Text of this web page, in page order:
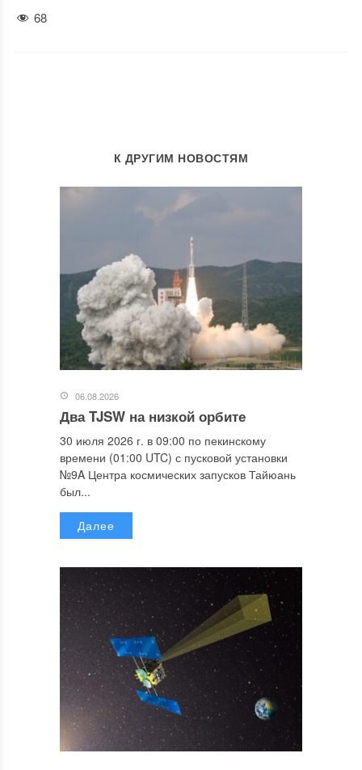
68
К ДРУГИМ НОВОСТЯМ
06.08.2026
Два TJSW на низкой орбите
30 июля 2026 г. в 09:00 по пекинскому
времени (01:00 UTC) с пусковой установки
№9A Центра космических запусков Тайюань
был...
Далее